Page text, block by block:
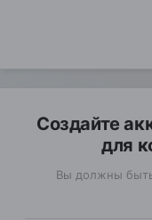
Создайте
для
Вы должны быть